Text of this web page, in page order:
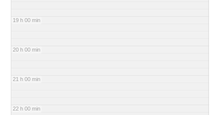
19 h 00 min
20 h 00 min
21 h 00 min
22 h 00 min